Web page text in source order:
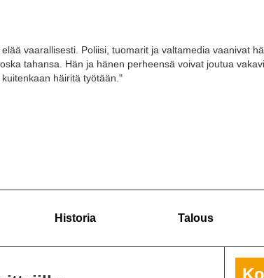
vaarallisesti. Poliisi, tuomarit ja valtamedia vaanivat
tahansa. Hän ja hänen perheensä voivat joutua
häiritä työtään."
Historia Talous